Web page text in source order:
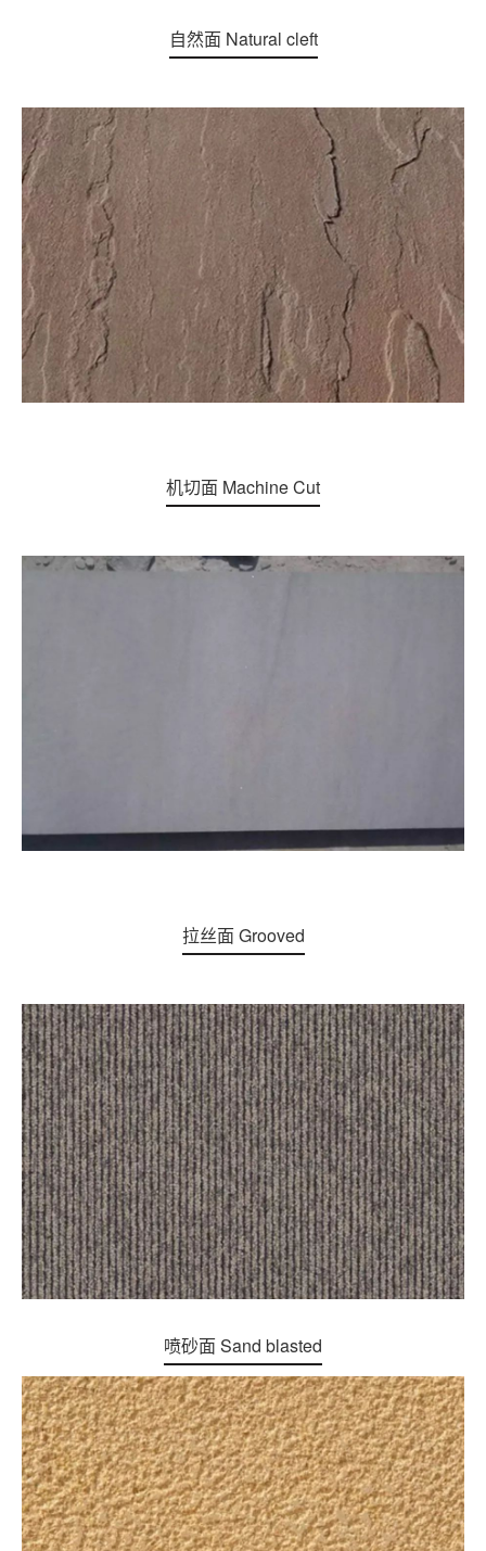
自然面 Natural cleft
机切面 Machine Cut
拉丝面 Grooved
喷砂面 Sand blasted